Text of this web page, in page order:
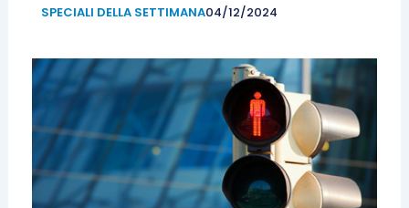
SPECIALI DELLA SETTIMANA04/12/2024